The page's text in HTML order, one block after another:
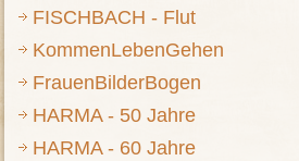
FISCHBACH - Flut
KommenLebenGehen
FrauenBilderBogen
HARMA - 50 Jahre
HARMA - 60 Jahre